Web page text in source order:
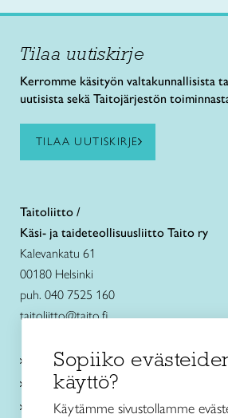
Tilaa uutiskirje
Kerromme käsityön valtakunnallisista
uutisista sekä Taitojärjestön
TILAA UUTISKIRJE
Taitoliitto /
Käsi- ja taideteollisuusliitto Taito ry
Kalevankatu 61
00180 Helsinki
puh. 040 7525 160
taitoliitto@taito.fi
Käsityökurssit ja koulutus
Ajankohtaista
Käsityöohjeet
Sopiiko
käyttö?
Käytämme sivustollamme